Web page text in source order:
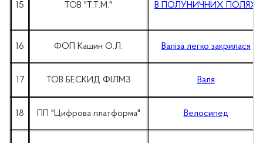
15 ТОВ "Т.Т.М." В ПОЛУНИЧНИХ ПОЛЯХ
16 ФОП Кашин О.Л. Валіза легко закрилася
17 ТОВ БЕСКИД ФІЛМЗ Валя
18 ПП "Цифрова платформа" Велосипед